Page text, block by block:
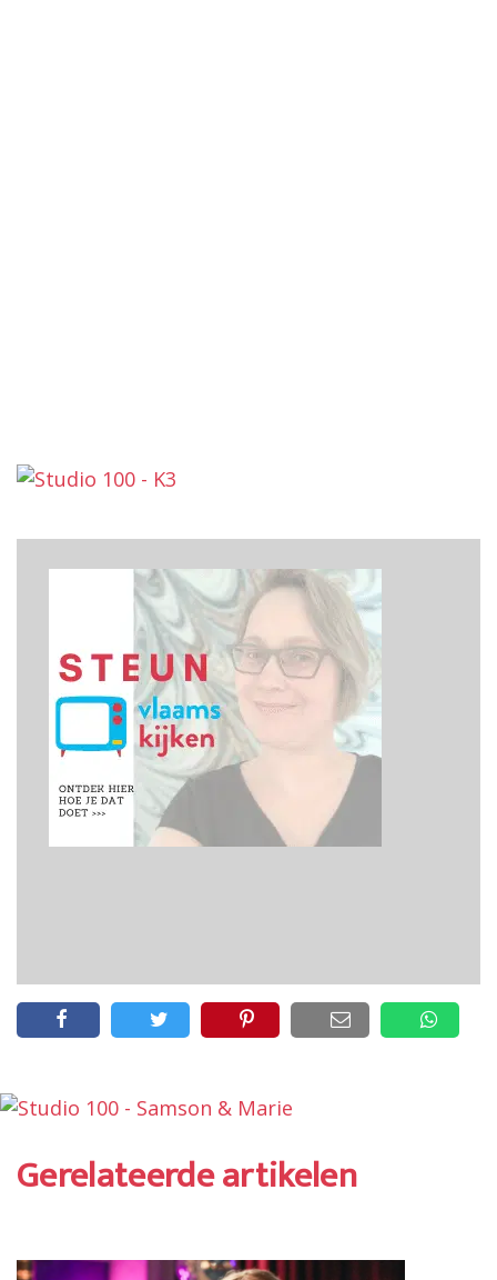
Gerelateerde artikelen